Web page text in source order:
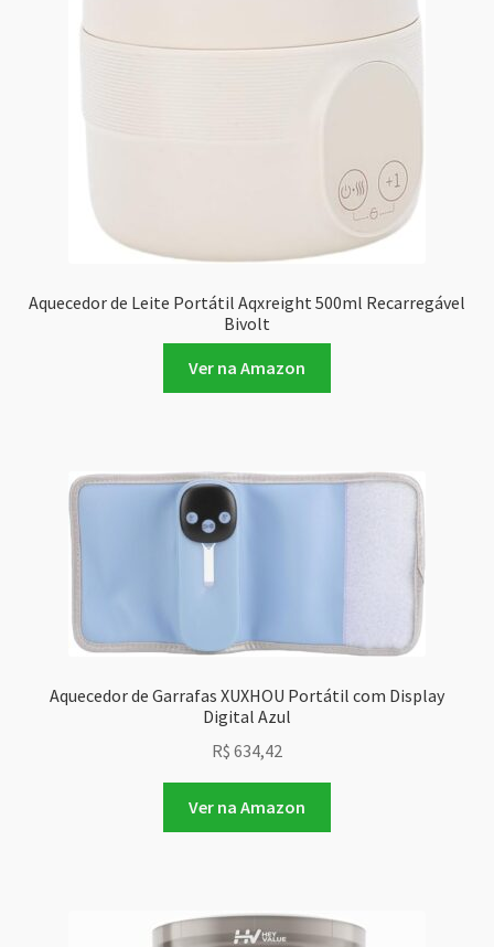
Aquecedor de Leite Portátil Aqxreight 500ml Recarregável
Bivolt
Ver na Amazon
Aquecedor de Garrafas XUXHOU Portátil com Display
Digital Azul
R$ 634,42
Ver na Amazon